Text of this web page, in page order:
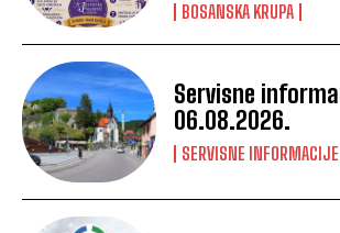
BOSANSKA KRUPA
Servisne
06.08.2026.
SERVISNE INFORMACIJE